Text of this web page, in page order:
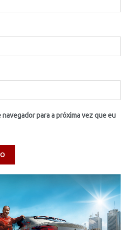
para a próxima vez que eu